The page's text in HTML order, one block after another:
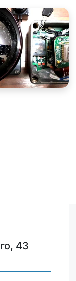
43